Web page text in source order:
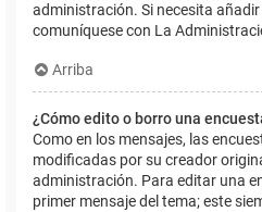
administración. Si necesita
comuníquese con La
Arriba
¿Cómo edito o borro una
Como en los mensajes, las
modificadas por su creador
administración. Para editar una
primer mensaje del tema; este